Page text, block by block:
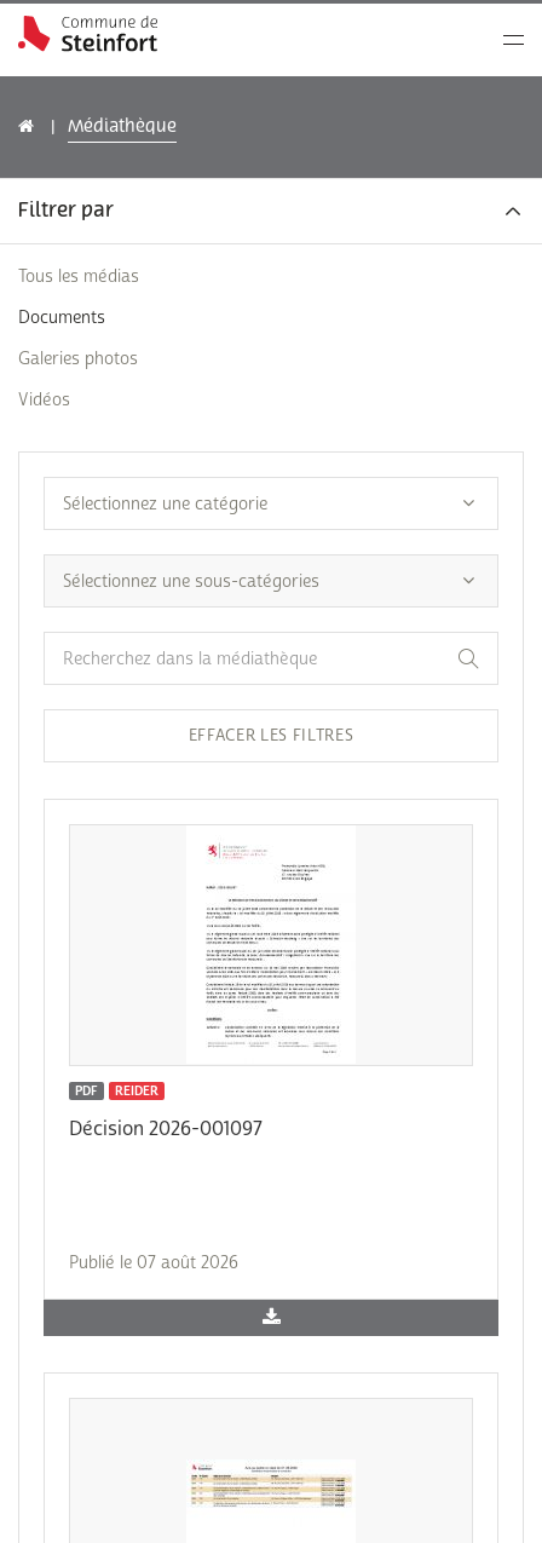
Médiathèque
Filtrer par
Tous les médias
Documents
Galeries photos
Vidéos
EFFACER LES FILTRES
PDF REIDER
Décision 2026-001097
Publié le 07 août 2026